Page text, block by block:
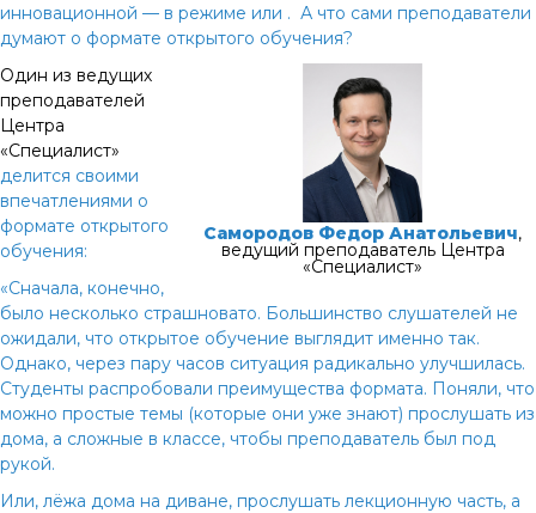
инновационной — в режиме или . А что сами преподаватели
думают о формате открытого обучения?
Самородов Федор Анатольевич,
ведущий преподаватель Центра
«Специалист»
Один из ведущих
преподавателей
Центра
«Специалист»
делится своими
впечатлениями о
формате открытого
обучения:
«Сначала, конечно,
было несколько страшновато. Большинство слушателей не
ожидали, что открытое обучение выглядит именно так.
Однако, через пару часов ситуация радикально улучшилась.
Студенты распробовали преимущества формата. Поняли, что
можно простые темы (которые они уже знают) прослушать из
дома, а сложные в классе, чтобы преподаватель был под
рукой.
Или, лёжа дома на диване, прослушать лекционную часть, а